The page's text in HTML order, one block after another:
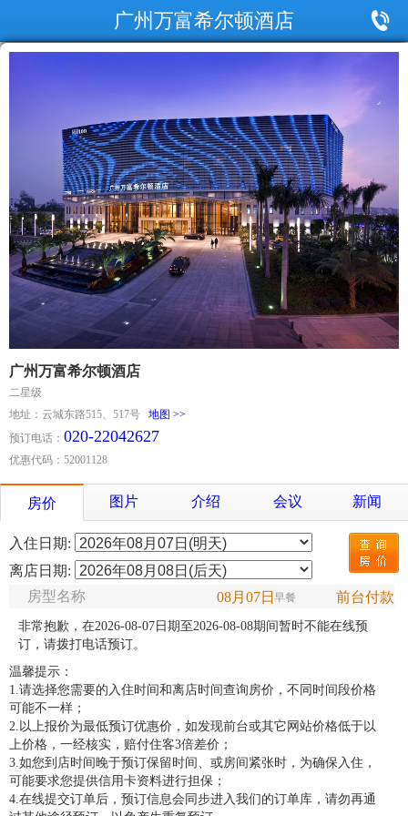
广州万富希尔顿酒店
广州万富希尔顿酒店
二星级
地址：云城东路515、517号 地图 >>
预订电话： 020-22042627
优惠代码：52001128
房价 图片 介绍 会议 新闻
入住日期:
离店日期:
08月07日早餐 前台付款
房型名称
非常抱歉，在2026-08-07日期至2026-08-08期间暂时不能在线预
订，请拨打电话预订。
温馨提示：
1.请选择您需要的入住时间和离店时间查询房价，不同时间段价格
可能不一样；
2.以上报价为最低预订优惠价，如发现前台或其它网站价格低于以
上价格，一经核实，赔付住客3倍差价；
3.如您到店时间晚于预订保留时间、或房间紧张时，为确保入住，
可能要求您提供信用卡资料进行担保；
4.在线提交订单后，预订信息会同步进入我们的订单库，请勿再通